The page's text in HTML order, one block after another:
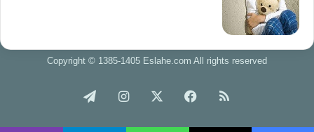
Copyright © 1385-1405 Eslahe.com All rights reserved
خوراک فیس اینستاگرام